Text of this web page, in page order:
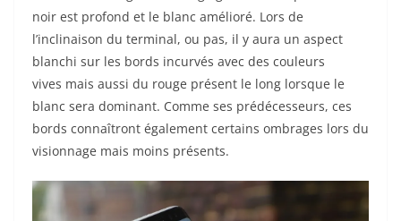
noir est profond et le blanc amélioré. Lors de
l’inclinaison du terminal, ou pas, il y aura un aspect
blanchi sur les bords incurvés avec des couleurs
vives mais aussi du rouge présent le long lorsque le
blanc sera dominant. Comme ses prédécesseurs, ces
bords connaîtront également certains ombrages lors du
visionnage mais moins présents.